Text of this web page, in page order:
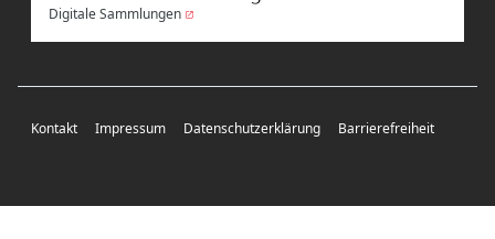
Digitale Sammlungen
Kontakt Impressum Datenschutzerklärung Barrierefreiheit